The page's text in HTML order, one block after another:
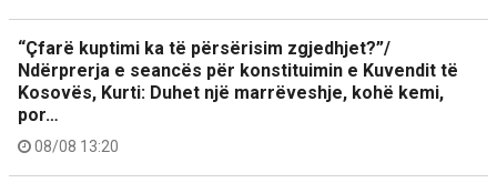
“Çfarë kuptimi ka të përsërisim zgjedhjet?”/
Ndërprerja e seancës për konstituimin e Kuvendit të
Kosovës, Kurti: Duhet një marrëveshje, kohë kemi,
por…
08/08 13:20